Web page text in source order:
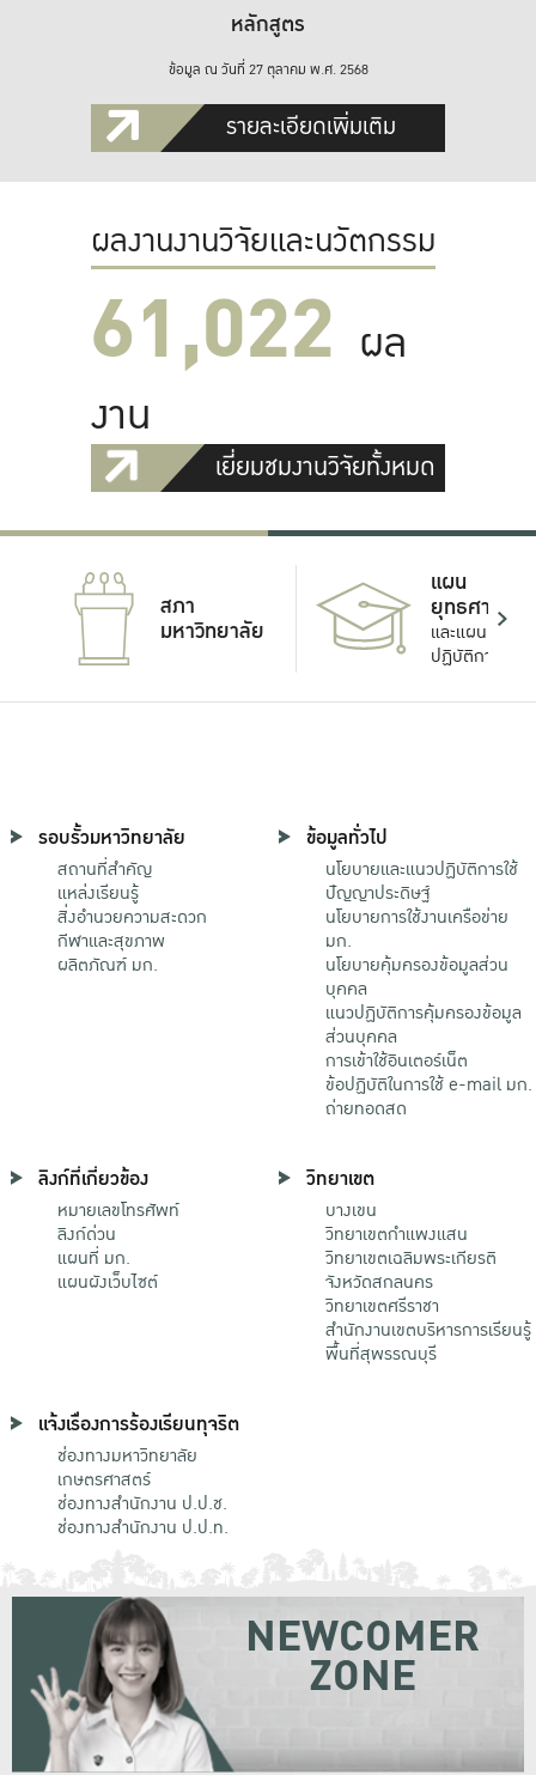
หลักสูตร
ข้อมูล ณ วันที่ 27 ตุลาคม พ.ศ. 2568
รายละเอียดเพิ่มเติม
ผลงานงานวิจัยและนวัตกรรม
61,022 ผล
งาน
เยี่ยมชมงานวิจัยทั้งหมด
สภา
มหาวิทยาลัย
แผน
ยุทธศาสตร์
และแผน
ปฏิบัติการ
รอบรั้วมหาวิทยาลัย
สถานที่สำคัญ
แหล่งเรียนรู้
สิ่งอำนวยความสะดวก
กีฬาและสุขภาพ
ผลิตภัณฑ์ มก.
ข้อมูลทั่วไป
นโยบายและแนวปฏิบัติการใช้
ปัญญาประดิษฐ์
นโยบายการใช้งานเครือข่าย
มก.
นโยบายคุ้มครองข้อมูลส่วน
บุคคล
แนวปฏิบัติการคุ้มครองข้อมูล
ส่วนบุคคล
การเข้าใช้อินเตอร์เน็ต
ข้อปฏิบัติในการใช้ e-mail มก.
ถ่ายทอดสด
ลิงก์ที่เกี่ยวข้อง
หมายเลขโทรศัพท์
ลิงก์ด่วน
แผนที่ มก.
แผนผังเว็บไซต์
วิทยาเขต
บางเขน
วิทยาเขตกําแพงแสน
วิทยาเขตเฉลิมพระเกียรติ
จังหวัดสกลนคร
วิทยาเขตศรีราชา
สำนักงานเขตบริหารการเรียนรู้
พื้นที่สุพรรณบุรี
แจ้งเรื่องการร้องเรียนทุจริต
ช่องทางมหาวิทยาลัย
เกษตรศาสตร์
ช่องทางสำนักงาน ป.ป.ช.
ช่องทางสำนักงาน ป.ป.ท.
NEWCOMER
ZONE